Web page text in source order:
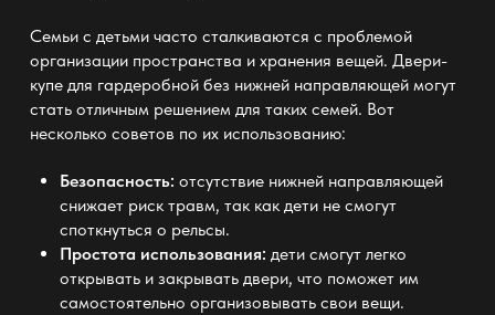
Семьи с детьми часто сталкиваются с проблемой
организации пространства и хранения вещей. Двери-
купе для гардеробной без нижней направляющей могут
стать отличным решением для таких семей. Вот
несколько советов по их использованию:
Безопасность: отсутствие нижней направляющей
снижает риск травм, так как дети не смогут
споткнуться о рельсы.
Простота использования: дети смогут легко
открывать и закрывать двери, что поможет им
самостоятельно организовывать свои вещи.